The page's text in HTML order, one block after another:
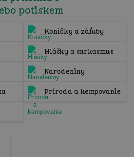
potiskem
Koníčky a záľuby
Hlášky a sarkasmus
Narodeniny
Príroda a kempovanie